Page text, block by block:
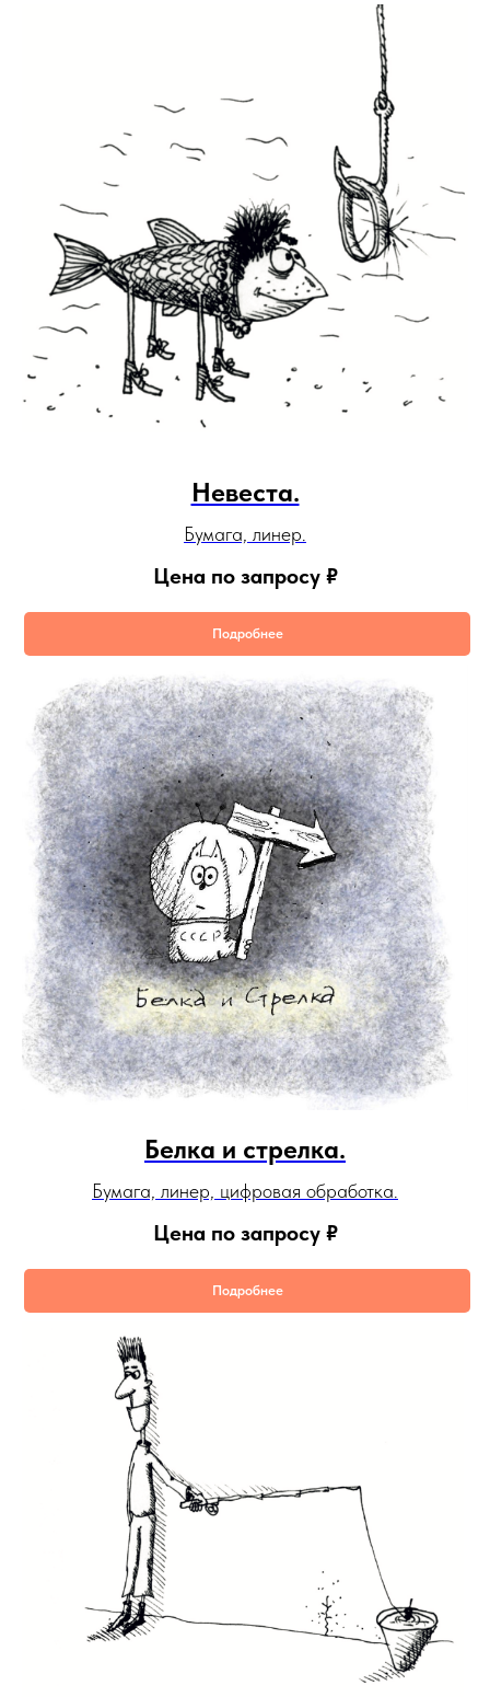
Невеста.
Бумага, линер.
Цена по запросу ₽
Подробнее
Белка и стрелка.
Бумага, линер, цифровая обработка.
Цена по запросу ₽
Подробнее